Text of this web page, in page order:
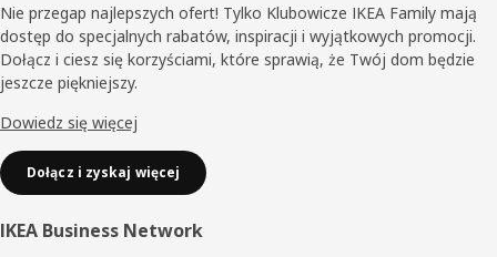
Nie przegap najlepszych ofert! Tylko Klubowicze IKEA Family mają
dostęp do specjalnych rabatów, inspiracji i wyjątkowych promocji.
Dołącz i ciesz się korzyściami, które sprawią, że Twój dom będzie
jeszcze piękniejszy.
Dowiedz się więcej
Dołącz i zyskaj więcej
IKEA Business Network